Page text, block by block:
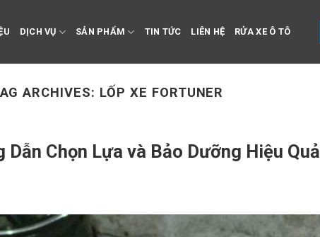
DỊCH VỤ SẢN PHẨM TIN TỨC LIÊN HỆ RỬA XE Ô TÔ
ARCHIVES: LỐP XE FORTUNER
Chọn Lựa và Bảo Dưỡng Hiệu Quả